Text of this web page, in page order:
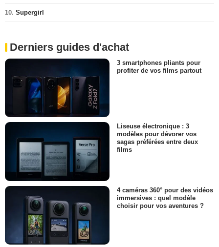
10. Supergirl
Derniers guides d'achat
3 smartphones pliants pour
profiter de vos films partout
Liseuse électronique : 3
modèles pour dévorer vos
sagas préférées entre deux
films
4 caméras 360° pour des vidéos
immersives : quel modèle
choisir pour vos aventures ?